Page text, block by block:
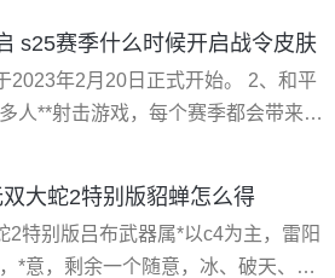
很多的升级，例如人物拍球动作、
时在特写镜头中还会展现出人物标
这款游戏前不久面世后想必很
s25赛季什么时候开启战令皮肤
2023年2月20日正式开始。 2、和平
人**射击游戏，每个赛季都会带来全
期待。 3、根据游戏**的公告，ss25
式开始。这个日期是经过精心安排
赛季中能够享受到*好的游戏体验。
大蛇2特别版貂蝉怎么得
2特别版吕布武器属*以c4为主，雷阳
*意，剩余一个随意，冰、破天、吸